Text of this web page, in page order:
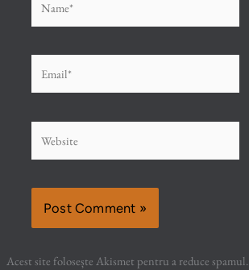
Acest site folosește Akismet pentru a reduce spamul.